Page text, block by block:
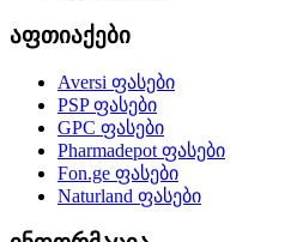
აფთიაქები
Aversi ფასები
PSPფასები
GPC ფასები
Pharmadepotფასები
Fon.ge ფასები
Naturland ფასები